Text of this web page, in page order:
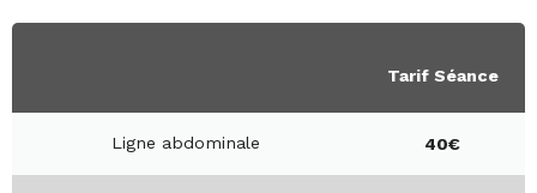
Tarif Séance
Ligne abdominale 40€